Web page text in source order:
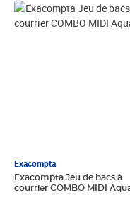
Exacompta
Exacompta Jeu de bacs à
courrier COMBO MIDI
Prix 32,00€